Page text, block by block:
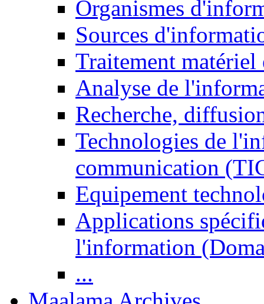
Organismes
Sources
Traitement matériel
Analyse de
Recherche,
Technologies de
communication
Equipement
Applications
l'information
...